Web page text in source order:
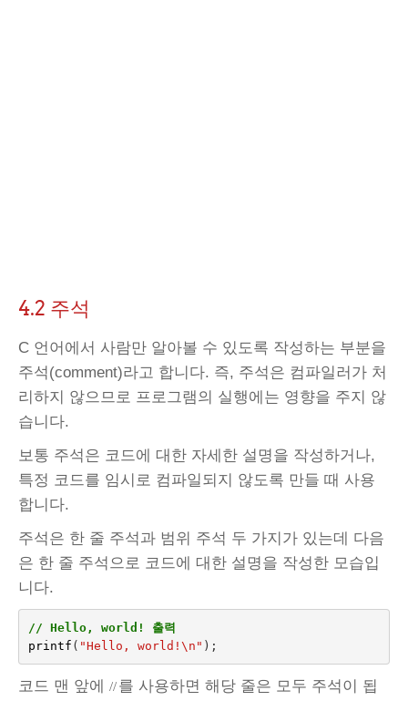
4.2 주석
C 언어에서 사람만 알아볼 수 있도록 작성하는 부분을
주석(comment)라고 합니다. 즉, 주석은 컴파일러가 처
리하지 않으므로 프로그램의 실행에는 영향을 주지 않
습니다.
보통 주석은 코드에 대한 자세한 설명을 작성하거나,
특정 코드를 임시로 컴파일되지 않도록 만들 때 사용
합니다.
주석은 한 줄 주석과 범위 주석 두 가지가 있는데 다음
은 한 줄 주석으로 코드에 대한 설명을 작성한 모습입
니다.
// Hello, world! 출력
printf ( "Hello, world! \n " );
코드 맨 앞에 //를 사용하면 해당 줄은 모두 주석이 됩